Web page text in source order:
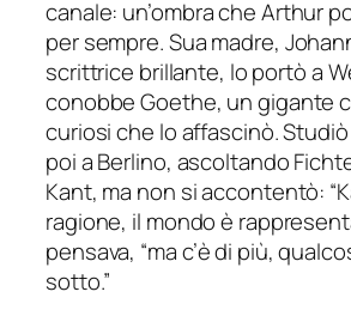
canale: un’ombra che Arthur
per sempre. Sua madre,
scrittrice brillante, lo portò a
conobbe Goethe, un gigante
curiosi che lo affascinò.
poi a Berlino, ascoltando
Kant, ma non si accontentò:
ragione, il mondo è
pensava, “ma c’è di più,
sotto.”